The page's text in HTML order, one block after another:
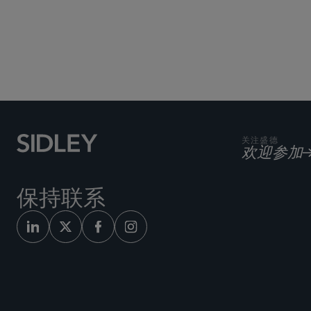
保持联系
关注盛德
欢迎参加